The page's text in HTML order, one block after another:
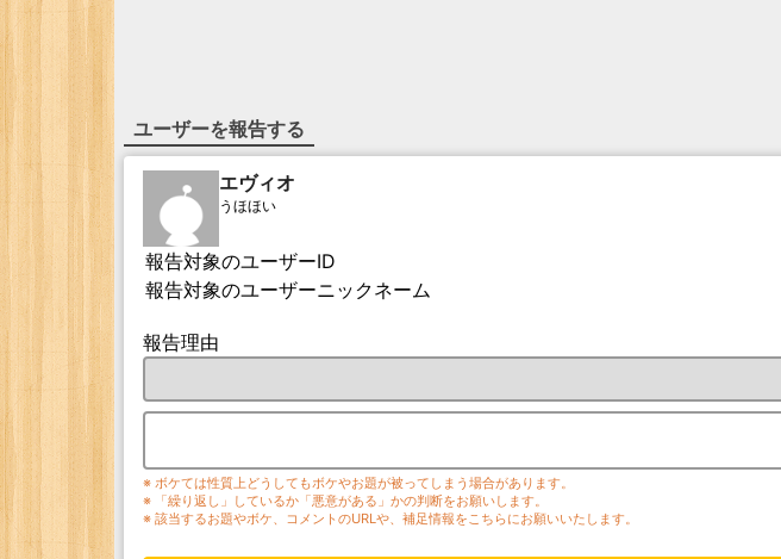
ユーザーを報告する
エヴィオ
うほほい
報告対象のユーザーID
報告対象のユーザーニックネーム
報告理由
※ ボケては性質上どうしてもボケやお題が被ってしまう場合があります。
※ 「繰り返し」しているか「悪意がある」かの判断をお願いします。
※ 該当するお題やボケ、コメントのURLや、補足情報をこちらにお願いいたします。